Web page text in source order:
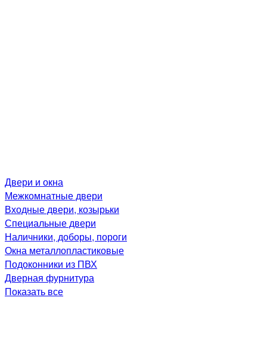
Двери и окна
Межкомнатные двери
Входные двери, козырьки
Специальные двери
Наличники, доборы, пороги
Окна металлопластиковые
Подоконники из ПВХ
Дверная фурнитура
Показать все